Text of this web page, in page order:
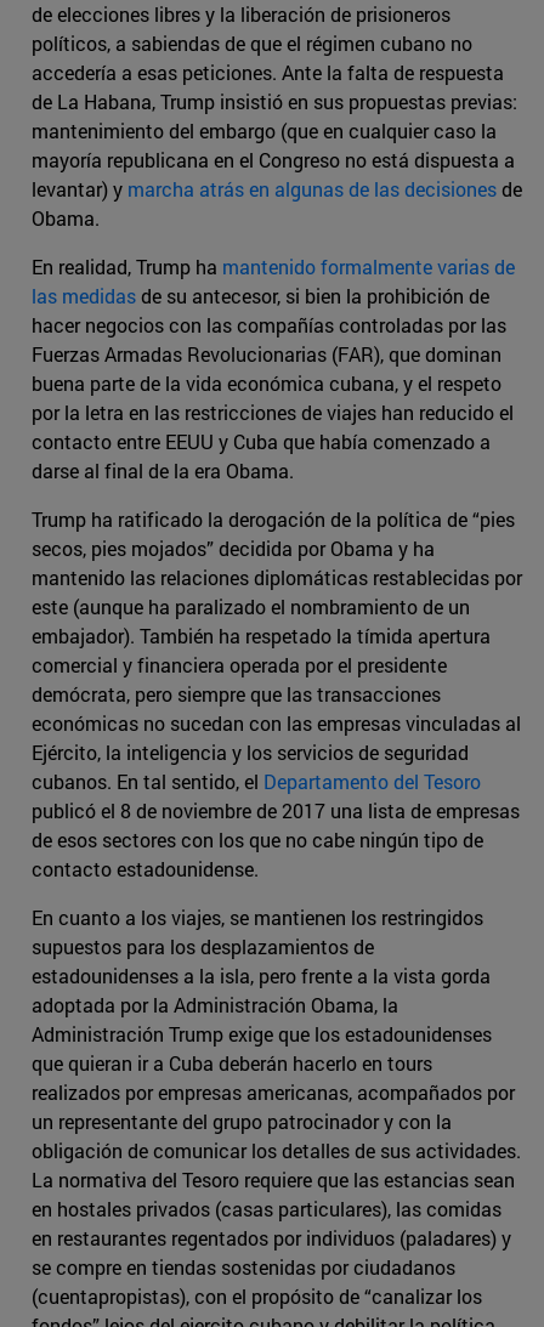
de elecciones libres y la liberación de prisioneros
políticos, a sabiendas de que el régimen cubano no
accedería a esas peticiones. Ante la falta de respuesta
de La Habana, Trump insistió en sus propuestas previas:
mantenimiento del embargo (que en cualquier caso la
mayoría republicana en el Congreso no está dispuesta a
levantar) y marcha atrás en algunas de las decisionesde
Obama.
En realidad, Trump ha mantenido formalmente varias de
las medidasde su antecesor, si bien la prohibición de
hacer negocios con las compañías controladas por las
Fuerzas Armadas Revolucionarias (FAR), que dominan
buena parte de la vida económica cubana, y el respeto
por la letra en las restricciones de viajes han reducido el
contacto entre EEUU y Cuba que había comenzado a
darse al final de la era Obama.
Trump ha ratificado la derogación de la política de “pies
secos, pies mojados” decidida por Obama y ha
mantenido las relaciones diplomáticas restablecidas por
este (aunque ha paralizado el nombramiento de un
embajador). También ha respetado la tímida apertura
comercial y financiera operada por el presidente
demócrata, pero siempre que las transacciones
económicas no sucedan con las empresas vinculadas al
Ejército, la inteligencia y los servicios de seguridad
cubanos. En tal sentido, el Departamento del Tesoro
publicó el 8 de noviembre de 2017 una lista de empresas
de esos sectores con los que no cabe ningún tipo de
contacto estadounidense.
En cuanto a los viajes, se mantienen los restringidos
supuestos para los desplazamientos de
estadounidenses a la isla, pero frente a la vista gorda
adoptada por la Administración Obama, la
Administración Trump exige que los estadounidenses
que quieran ir a Cuba deberán hacerlo en tours
realizados por empresas americanas, acompañados por
un representante del grupo patrocinador y con la
obligación de comunicar los detalles de sus actividades.
La normativa del Tesoro requiere que las estancias sean
en hostales privados (casas particulares), las comidas
en restaurantes regentados por individuos (paladares) y
se compre en tiendas sostenidas por ciudadanos
(cuentapropistas), con el propósito de “canalizar los